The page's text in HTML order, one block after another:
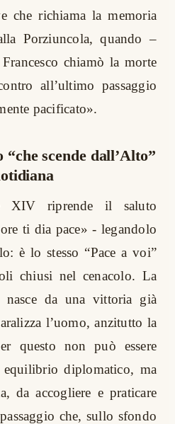
che richiama la memoria
Porziuncola, quando –
chiamò la morte
all’ultimo passaggio
pacificato».
“che scende dall’Alto”
XIV riprende il saluto
ti dia pace» - legandolo
è lo stesso “Pace a voi”
chiusi nel cenacolo. La
nasce da una vittoria già
l’uomo, anzitutto la
questo non può essere
diplomatico, ma
da accogliere e praticare
che, sullo sfondo